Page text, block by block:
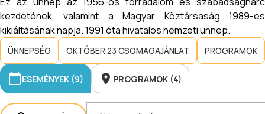
kezdetének, valamint a Magyar Köztársaság 1989-es
kikiáltásának napja. 1991 óta hivatalos nemzeti ünnep.
ÜNNEPSÉG OKTÓBER 23 CSOMAGAJÁNLAT PROGRAMOK
ESEMÉNYEK (9) PROGRAMOK (4)